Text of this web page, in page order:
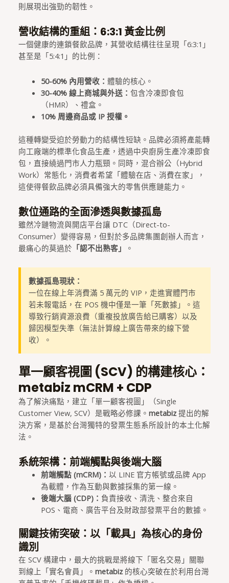
則展現出強勁的韌性。
營收結構的重組：6:3:1 黃金比例
一個健康的連鎖餐飲品牌，其營收結構往往呈現「6:3:1」
甚至是「5:4:1」的比例：
50-60% 內用營收： 體驗的核心。
30-40% 線上商城與外送： 包含冷凍即食包
（HMR）、禮盒。
10% 周邊商品或 IP 授權。
這種轉變受迫於勞動力的結構性短缺。品牌必須將產能轉
向工廠端的標準化食品生產，透過中央廚房生產冷凍即食
包，直接繞過門市人力瓶頸。同時，混合辦公（Hybrid
Work）常態化，消費者希望「體驗在店、消費在家」，
這使得餐飲品牌必須具備強大的零售供應鏈能力。
數位通路的全面滲透與數據孤島
雖然冷鏈物流與開店平台讓 DTC（Direct-to-
Consumer）變得容易，但對於多品牌集團創辦人而言，
最痛心的莫過於 「認不出熟客」 。
數據孤島現狀：
一位在線上年消費滿 5 萬元的 VIP，走進實體門市
若未報電話，在 POS 機中僅是一筆「死數據」。這
導致行銷資源浪費（重複投放廣告給已購客）以及
歸因模型失準（無法計算線上廣告帶來的線下營
收）。
單一顧客視圖 (SCV) 的構建核心：
metabiz mCRM + CDP
為了解決痛點，建立「單一顧客視圖」（Single
Customer View, SCV）是戰略必修課。 metabiz提出的解
決方案，是基於台灣獨特的發票生態系所設計的本土化解
法。
系統架構：前端觸點與後端大腦
前端觸點 (mCRM)： 以 LINE 官方帳號或品牌 App
為載體，作為互動與數據採集的第一線。
後端大腦 (CDP)： 負責接收、清洗、整合來自
POS、電商、廣告平台及財政部發票平台的數據。
關鍵技術突破：以「載具」為核心的身份
識別
在 SCV 構建中，最大的挑戰是將線下「匿名交易」關聯
到線上「實名會員」。 metabiz的核心突破在於利用台灣